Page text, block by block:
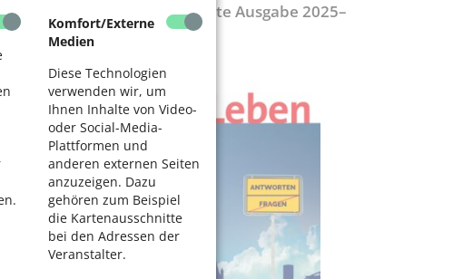
Komfort/Externe
Medien
Diese Technologien
verwenden wir, um
Ihnen Inhalte von Video-
oder Social-Media-
Plattformen und
anderen externen Seiten
anzuzeigen. Dazu
gehören zum Beispiel
die Kartenausschnitte
bei den Adressen der
Veranstalter.
Wegweiser - Aktualisierte Ausgabe 2025–
2027